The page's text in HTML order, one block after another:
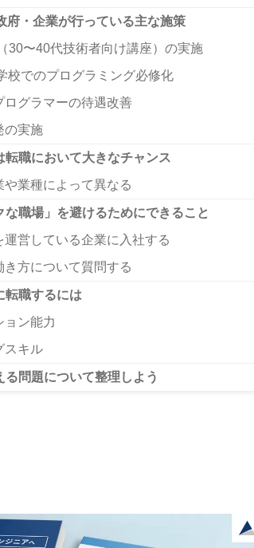
府・企業が行っている主な施策
30〜40代技術者向け講座）の実施
校でのプログラミング必修化
ログラマーの待遇改善
の実施
転職において大きなチャンス
業種によって異なる
な職場」を避けるためにできること
運営している企業に入社する
方について質問する
転職するには
ョン能力
スキル
る問題について整理しよう